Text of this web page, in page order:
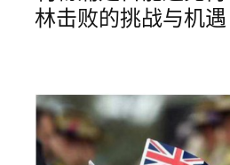
林击败的挑战与机遇